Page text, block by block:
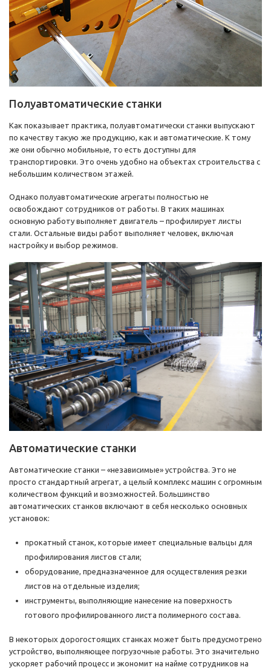
Полуавтоматические станки
Как показывает практика, полуавтоматически станки выпускают
по качеству такую же продукцию, как и автоматические. К тому
же они обычно мобильные, то есть доступны для
транспортировки. Это очень удобно на объектах строительства с
небольшим количеством этажей.
Однако полуавтоматические агрегаты полностью не
освобождают сотрудников от работы. В таких машинах
основную работу выполняет двигатель – профилирует листы
стали. Остальные виды работ выполняет человек, включая
настройку и выбор режимов.
Автоматические станки
Автоматические станки – «независимые» устройства. Это не
просто стандартный агрегат, а целый комплекс машин с огромным
количеством функций и возможностей. Большинство
автоматических станков включают в себя несколько основных
установок:
прокатный станок, которые имеет специальные вальцы для
профилирования листов стали;
оборудование, предназначенное для осуществления резки
листов на отдельные изделия;
инструменты, выполняющие нанесение на поверхность
готового профилированного листа полимерного состава.
В некоторых дорогостоящих станках может быть предусмотрено
устройство, выполняющее погрузочные работы. Это значительно
ускоряет рабочий процесс и экономит на найме сотрудников на